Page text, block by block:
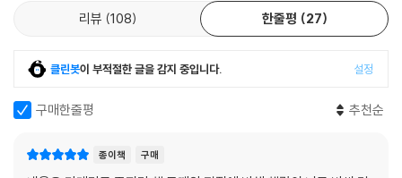
리뷰 108 한줄평 27
클린봇이 부적절한 글을 감지 중입니다. 설정
구매한줄평 추천순
종이책 구매